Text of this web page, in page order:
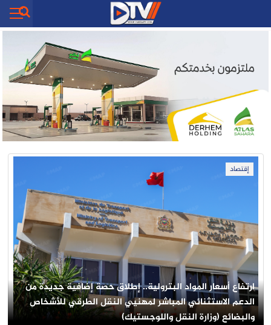
إقتصاد
ارتفاع أسعار المواد البترولية.. إطلاق حصة إضافية جديدة من
الدعم الاستثنائي المباشر لمهنيي النقل الطرقي للأشخاص
والبضائع (وزارة النقل واللوجستيك)